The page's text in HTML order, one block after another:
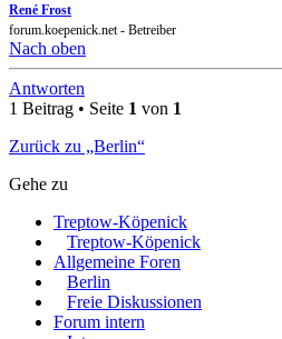
René Frost
forum.koepenick.net - Betreiber
Nach oben
Antworten
1 Beitrag • Seite 1 von 1
Zurück zu „Berlin“
Gehe zu
Treptow-Köpenick
Treptow-Köpenick
Allgemeine Foren
Berlin
Freie Diskussionen
Forum intern